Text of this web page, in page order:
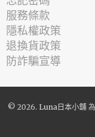
服務條款
隱私權政策
退換貨政策
防詐騙宣導
© 2026. Luna日本小舖 為